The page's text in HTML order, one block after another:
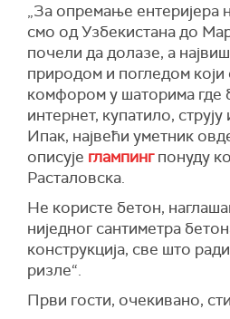
„За опремање ентеријера
смо од Узбекистана до
почели да долазе, а
природом и погледом који
комфором у шаторима где
интернет, купатило,
Ипак, највећи уметник
описује глампингпонуду
Расталовска.
Не користе бетон,
ниједног сантиметра
конструкција, све што
ризле“.
Први гости, очекивано,